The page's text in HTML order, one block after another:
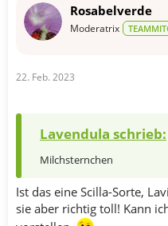
o
:
Rosabelverde
Moderatrix
22. Feb. 2023
Lavendula schrieb:
Milchsternchen
Ist das eine Scilla-Sorte,
sie aber richtig toll! Kann